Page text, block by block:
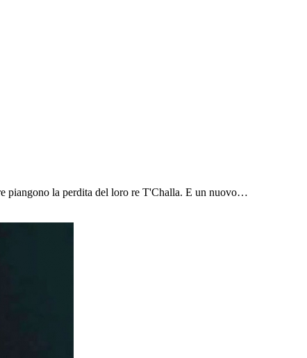
piangono la perdita del loro re T'Challa. E un nuovo…